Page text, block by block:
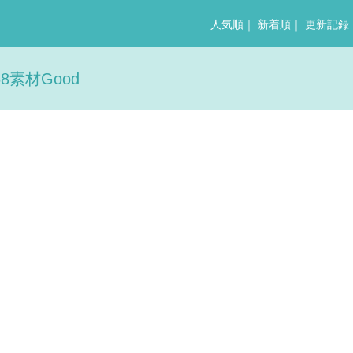
人気順 ｜ 新着順 ｜ 更新記録
素材Good